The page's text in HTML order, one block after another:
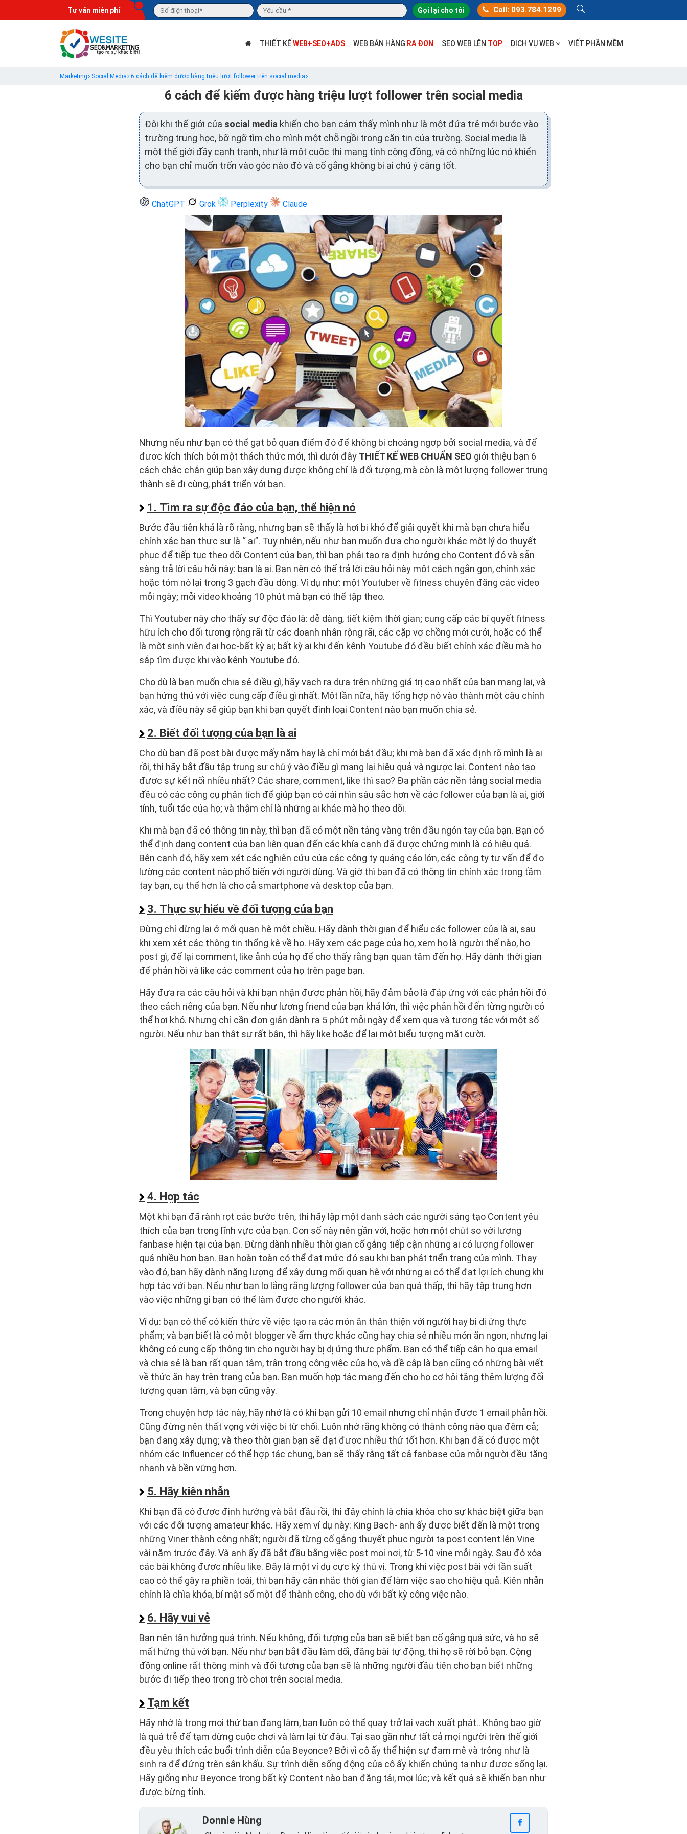
Tư vấn miễn phí Gọi lại cho tôi Call: 093.784.1299
THIẾT KẾWEB+SEO+ADS WEB BÁN HÀNG RA ĐƠN SEO WEB LÊN TOP DỊCH VỤ WEB VIẾT PHẦN MỀM
Marketing Social Media 6 cách để kiếm được hàng triệu lượt follower trên social media
6 cách để kiếm được hàng triệu lượt follower trên social media
Đôi khi thế giới của social media khiến cho bạn cảm thấy mình như là một đứa trẻ mới bước vào
trường trung học, bỡ ngỡ tìm cho mình một chỗ ngồi trong căn tin của trường. Social media là
một thế giới đầy cạnh tranh, như là một cuộc thi mang tính cộng đồng, và có những lúc nó khiến
cho bạn chỉ muốn trốn vào góc nào đó và cố gắng không bị ai chú ý càng tốt.
ChatGPT Grok Perplexity Claude
Nhưng nếu như bạn có thể gạt bỏ quan điểm đó để không bị choáng ngợp bởi social media, và để
được kích thích bởi một thách thức mới, thì dưới đây THIẾT KẾ WEB CHUẨN SEO giới thiệu bạn 6
cách chắc chắn giúp bạn xây dựng được không chỉ là đối tượng, mà còn là một lượng follower trung
thành sẽ đi cùng, phát triển với bạn.
1. Tìm ra sự độc đáo của bạn, thể hiện nó
Bước đầu tiên khá là rõ ràng, nhưng bạn sẽ thấy là hơi bị khó để giải quyết khi mà bạn chưa hiểu
chính xác bạn thực sự là “ ai”. Tuy nhiên, nếu như bạn muốn đưa cho người khác một lý do thuyết
phục để tiếp tục theo dõi Content của bạn, thì bạn phải tạo ra định hướng cho Content đó và sẵn
sàng trả lời câu hỏi này: bạn là ai. Bạn nên có thể trả lời câu hỏi này một cách ngắn gọn, chính xác
hoặc tóm nó lại trong 3 gạch đầu dòng. Ví dụ như: một Youtuber về fitness chuyên đăng các video
mỗi ngày; mỗi video khoảng 10 phút mà bạn có thể tập theo.
Thì Youtuber này cho thấy sự độc đáo là: dễ dàng, tiết kiệm thời gian; cung cấp các bí quyết fitness
hữu ích cho đối tượng rộng rãi từ các doanh nhân rộng rãi, các cặp vợ chồng mới cưới, hoặc có thể
là một sinh viên đại học-bất kỳ ai; bất kỳ ai khi đến kênh Youtube đó đều biết chính xác điều mà họ
sắp tìm được khi vào kênh Youtube đó.
Cho dù là bạn muốn chia sẻ điều gì, hãy vạch ra dựa trên những giá trị cao nhất của bạn mang lại, và
bạn hứng thú với việc cung cấp điều gì nhất. Một lần nữa, hãy tổng hợp nó vào thành một câu chính
xác, và điều này sẽ giúp bạn khi bạn quyết định loại Content nào bạn muốn chia sẻ.
2. Biết đối tượng của bạn là ai
Cho dù bạn đã post bài được mấy năm hay là chỉ mới bắt đầu; khi mà bạn đã xác định rõ mình là ai
rồi, thì hãy bắt đầu tập trung sự chú ý vào điều gì mang lại hiệu quả và ngược lại. Content nào tạo
được sự kết nối nhiều nhất? Các share, comment, like thì sao? Đa phần các nền tảng social media
đều có các công cụ phân tích để giúp bạn có cái nhìn sâu sắc hơn về các follower của bạn là ai, giới
tính, tuổi tác của họ; và thậm chí là những ai khác mà họ theo dõi.
Khi mà bạn đã có thông tin này, thì bạn đã có một nền tảng vàng trên đầu ngón tay của bạn. Bạn có
thể định dạng content của bạn liên quan đến các khía cạnh đã được chứng minh là có hiệu quả.
Bên cạnh đó, hãy xem xét các nghiên cứu của các công ty quảng cáo lớn, các công ty tư vấn để đo
lường các content nào phổ biến với người dùng. Và giờ thì bạn đã có thông tin chính xác trong tầm
tay bạn, cụ thể hơn là cho cả smartphone và desktop của bạn.
3. Thực sự hiểu về đối tượng của bạn
Đừng chỉ dừng lại ở mối quan hệ một chiều. Hãy dành thời gian để hiểu các follower của là ai, sau
khi xem xét các thông tin thống kê về họ. Hãy xem các page của họ, xem họ là người thế nào, họ
post gì, để lại comment, like ảnh của họ để cho thấy rằng bạn quan tâm đến họ. Hãy dành thời gian
để phản hồi và like các comment của họ trên page bạn.
Hãy đưa ra các câu hỏi và khi bạn nhận được phản hồi, hãy đảm bảo là đáp ứng với các phản hồi đó
theo cách riêng của bạn. Nếu như lượng friend của bạn khá lớn, thì việc phản hồi đến từng người có
thể hơi khó. Nhưng chỉ cần đơn giản dành ra 5 phút mỗi ngày để xem qua và tương tác với một số
người. Nếu như bạn thật sự rất bận, thì hãy like hoặc để lại một biểu tượng mặt cười.
4. Hợp tác
Một khi bạn đã rành rọt các bước trên, thì hãy lập một danh sách các người sáng tạo Content yêu
thích của bạn trong lĩnh vực của bạn. Con số này nên gần với, hoặc hơn một chút so với lượng
fanbase hiện tại của bạn. Đừng dành nhiều thời gian cố gắng tiếp cận những ai có lượng follower
quá nhiều hơn bạn. Bạn hoàn toàn có thể đạt mức đó sau khi bạn phát triển trang của mình. Thay
vào đó, bạn hãy dành năng lượng để xây dựng mối quan hệ với những ai có thể đạt lợi ích chung khi
hợp tác với bạn. Nếu như bạn lo lắng rằng lượng follower của bạn quá thấp, thì hãy tập trung hơn
vào việc những gì bạn có thể làm được cho người khác.
Ví dụ: bạn có thể có kiến thức về việc tạo ra các món ăn thân thiện với người hay bị dị ứng thực
phẩm; và bạn biết là có một blogger về ẩm thực khác cũng hay chia sẻ nhiều món ăn ngon, nhưng lại
không có cung cấp thông tin cho người hay bị dị ứng thực phẩm. Bạn có thể tiếp cận họ qua email
và chia sẻ là bạn rất quan tâm, trân trọng công việc của họ, và đề cập là bạn cũng có những bài viết
về thức ăn hay trên trang của bạn. Bạn muốn hợp tác mang đến cho họ cơ hội tăng thêm lượng đối
tượng quan tâm, và bạn cũng vậy.
Trong chuyện hợp tác này, hãy nhớ là có khi bạn gửi 10 email nhưng chỉ nhận được 1 email phản hồi.
Cũng đừng nên thất vọng với việc bị từ chối. Luôn nhớ rằng không có thành công nào qua đêm cả;
bạn đang xây dựng; và theo thời gian bạn sẽ đạt được nhiều thứ tốt hơn. Khi bạn đã có được một
nhóm các Influencer có thể hợp tác chung, bạn sẽ thấy rằng tất cả fanbase của mỗi người đều tăng
nhanh và bền vững hơn.
5. Hãy kiên nhẫn
Khi bạn đã có được định hướng và bắt đầu rồi, thì đây chính là chìa khóa cho sự khác biệt giữa bạn
với các đối tượng amateur khác. Hãy xem ví dụ này: King Bach- anh ấy được biết đến là một trong
những Viner thành công nhất; người đã từng cố gắng thuyết phục người ta post content lên Vine
vài năm trước đây. Và anh ấy đã bắt đầu bằng việc post mọi nơi, từ 5-10 vine mỗi ngày. Sau đó xóa
các bài không được nhiều like. Đây là một ví dụ cực kỳ thú vị. Trong khi việc post bài với tần suất
cao có thể gây ra phiền toái, thì bạn hãy cân nhắc thời gian để làm việc sao cho hiệu quả. Kiên nhẫn
chính là chìa khóa, bí mật số một để thành công, cho dù với bất kỳ công việc nào.
6. Hãy vui vẻ
Bạn nên tận hưởng quá trình. Nếu không, đối tượng của bạn sẽ biết bạn cố gắng quá sức, và họ sẽ
mất hứng thú với bạn. Nếu như bạn bắt đầu làm dối, đăng bài tự động, thì họ sẽ rời bỏ bạn. Cộng
đồng online rất thông minh và đối tượng của bạn sẽ là những người đầu tiên cho bạn biết những
bước đi tiếp theo trong trò chơi trên social media.
Tạm kết
Hãy nhớ là trong mọi thứ bạn đang làm, bạn luôn có thể quay trở lại vạch xuất phát.. Không bao giờ
là quá trễ để tạm dừng cuộc chơi và làm lại từ đâu. Tại sao gần như tất cả mọi người trên thế giới
đều yêu thích các buổi trình diễn của Beyonce? Bởi vì cô ấy thể hiện sự đam mê và trông như là
sinh ra để đứng trên sân khấu. Sự trình diễn sống động của cô ấy khiến chúng ta như được sống lại.
Hãy giống như Beyonce trong bất kỳ Content nào bạn đăng tải, mọi lúc; và kết quả sẽ khiến bạn như
được bừng tỉnh.
Donnie Hùng